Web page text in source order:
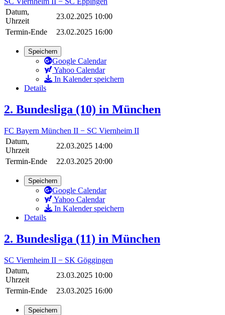
Datum,
Uhrzeit
23.02.2025 10:00
Termin-Ende
23.02.2025 16:00
Speichern
Google Calendar
Yahoo Calendar
In Kalender speichern
Details
2. Bundesliga (10) in München
FC Bayern München II − SC Viernheim II
Datum,
Uhrzeit
22.03.2025 14:00
Termin-Ende
22.03.2025 20:00
Speichern
Google Calendar
Yahoo Calendar
In Kalender speichern
Details
2. Bundesliga (11) in München
SC Viernheim II − SK Göggingen
Datum,
Uhrzeit
23.03.2025 10:00
Termin-Ende
23.03.2025 16:00
Speichern